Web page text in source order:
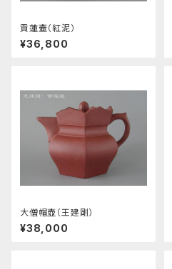
貢蓮壷（紅泥）
¥36,800
大僧帽壺（王建剛）
¥38,000